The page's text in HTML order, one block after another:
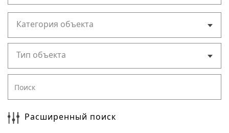
Категория объекта
Тип объекта
Расширенный поиск